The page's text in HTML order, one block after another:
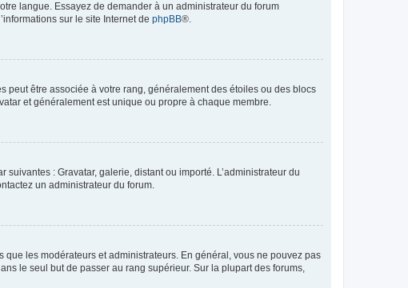
langue. Essayez de demander à un administrateur du forum
sur le site Internet de phpBB®.
peut être associée à votre rang, généralement des étoiles ou des blocs
et généralement est unique ou propre à chaque membre.
: Gravatar, galerie, distant ou importé. L’administrateur du
un administrateur du forum.
les modérateurs et administrateurs. En général, vous ne pouvez pas
le seul but de passer au rang supérieur. Sur la plupart des forums,